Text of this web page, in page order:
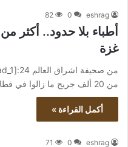
eshrag
0
82
غزة
من 20 ألف جريح ما زالوا في قطاع…
أكمل القراءة »
eshrag
0
71